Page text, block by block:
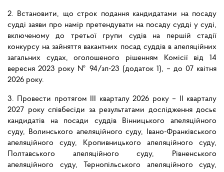
2. Встановити, що строк подання кандидатами на посаду
судді заяви про намір претендувати на посаду судді у суді,
включеному до третьої групи судів на першій стадії
конкурсу на зайняття вакантних посад суддів в апеляційних
загальних судах, оголошеного рішенням Комісії від 14
вересня 2023 року № 94/зп-23 (додаток 1), – до 07 квітня
2026 року.
3. Провести протягом ІІІ кварталу 2026 року – ІІ кварталу
2027 року співбесіди за результатами дослідження досьє
кандидатів на посади суддів Вінницького апеляційного
суду, Волинського апеляційного суду, Івано-Франківського
апеляційного суду, Кропивницького апеляційного суду,
Полтавського апеляційного суду, Рівненського
апеляційного суду, Тернопільського апеляційного суду,